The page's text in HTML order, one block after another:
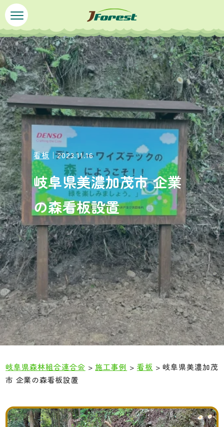
ペ
ー
ジ
の
先
頭
で
す
。
メ
ニ
ュ
ー
を
飛
ば
し
て
本
文
へ
本
文
看板｜2023.11.16
岐阜県美濃加茂市 企業
の森看板設置
岐阜県森林組合連合会 > 施工事例 > 看板 >岐阜県美濃加茂
市 企業の森看板設置